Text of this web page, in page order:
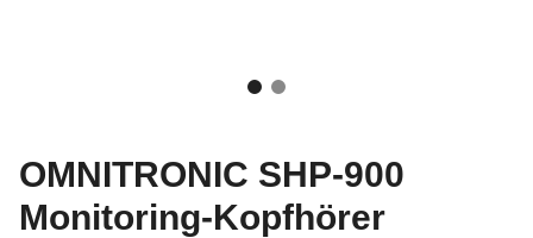
OMNITRONIC SHP-900
Monitoring-Kopfhörer